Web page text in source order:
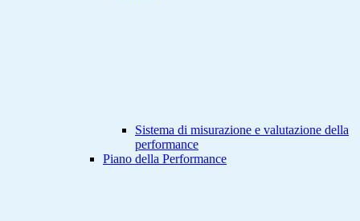
Sistema di misurazione e valutazione della
performance
Piano della Performance